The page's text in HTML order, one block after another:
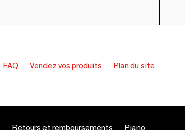
FAQ Vendez vos produits Plan du site
Retours et remboursements Piano